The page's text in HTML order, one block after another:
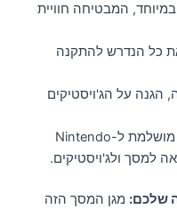
המבטיחה חוויית
כל הנדרש להתקנה
הגנה על הג'ויסטיקים
מותאם בצורה מושלמת ל-Nintendo
שלכם: מגן המסך הזה